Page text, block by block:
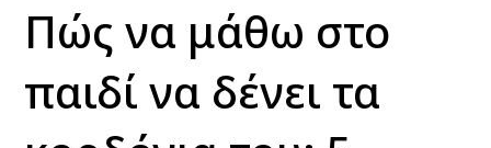
Πώς να μάθω στο
παιδί να δένει τα